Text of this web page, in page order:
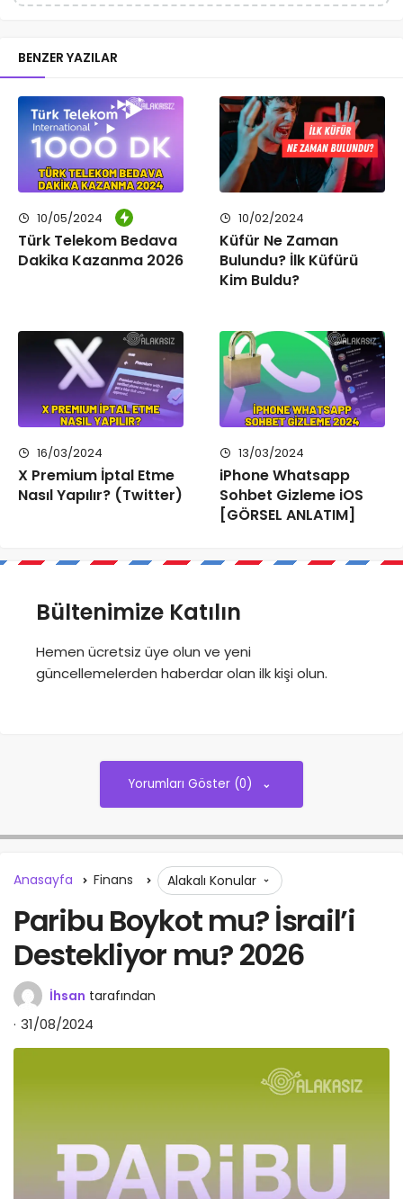
BENZER YAZILAR
10/05/2024
Türk Telekom Bedava
Dakika Kazanma 2026
10/02/2024
Küfür Ne Zaman
Bulundu? İlk Küfürü
Kim Buldu?
16/03/2024
X Premium İptal Etme
Nasıl Yapılır? (Twitter)
13/03/2024
iPhone Whatsapp
Sohbet Gizleme iOS
[GÖRSEL ANLATIM]
Bültenimize Katılın
Hemen ücretsiz üye olun ve yeni
güncellemelerden haberdar olan ilk kişi olun.
Yorumları Göster (0)
Anasayfa Finans Alakalı Konular
Paribu Boykot mu? İsrail’i
Destekliyor mu? 2026
İhsan tarafından
31/08/2024